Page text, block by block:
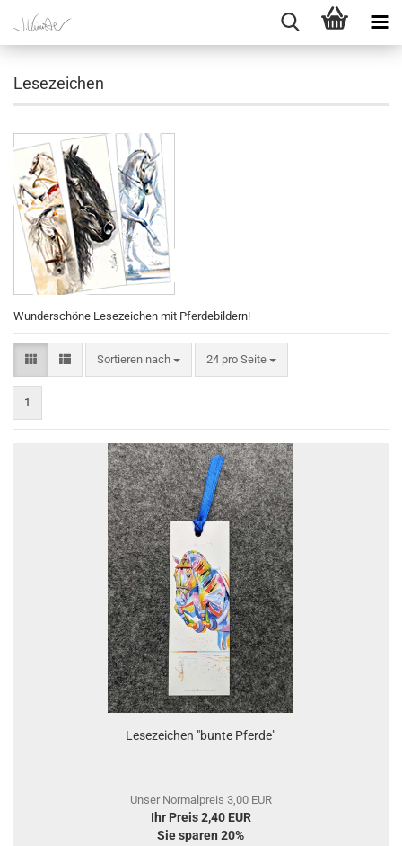
Lesezeichen
Wunderschöne Lesezeichen mit Pferdebildern!
Sortieren nach
Sortieren nach 24 pro Seite
pro Seite
1
Lesezeichen "bunte Pferde"
Unser Normalpreis 3,00 EUR
Ihr Preis 2,40 EUR
Sie sparen 20%